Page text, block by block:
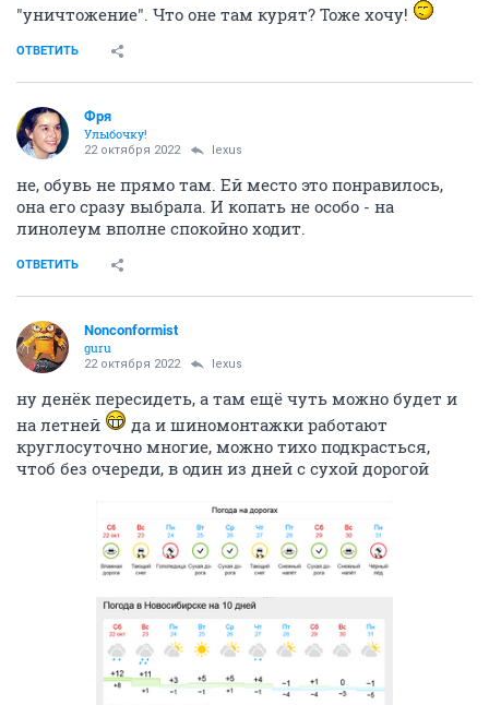
"уничтожение". Что оне там курят? Тоже хочу!
ОТВЕТИТЬ
Фря
Улыбочку!
22 октября 2022 lexus
не, обувь не прямо там. Ей место это понравилось,
она его сразу выбрала. И копать не особо - на
линолеум вполне спокойно ходит.
ОТВЕТИТЬ
Nonconformist
guru
22 октября 2022 lexus
ну денёк пересидеть, а там ещё чуть можно будет и
на летней
да и шиномонтажки работают
круглосуточно многие, можно тихо подкрасться,
чтоб без очереди, в один из дней с сухой дорогой